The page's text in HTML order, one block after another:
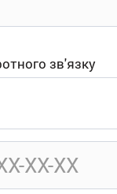
UP
зв'язку